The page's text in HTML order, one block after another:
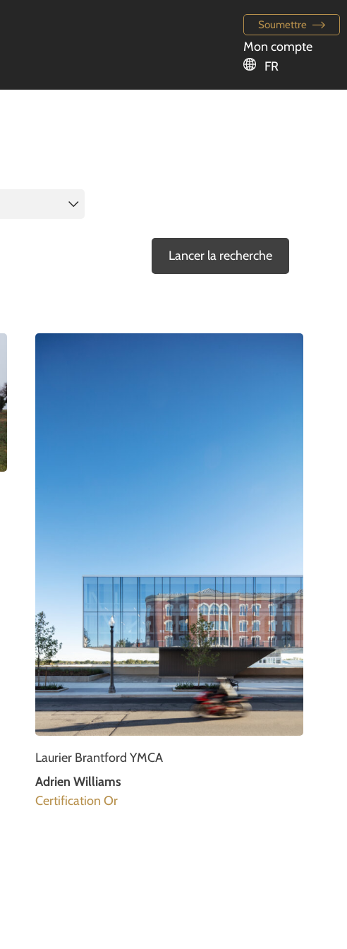
Soumettre
Mon compte
FR
Lancer la recherche
Laurier Brantford YMCA
Adrien Williams
Certification Or